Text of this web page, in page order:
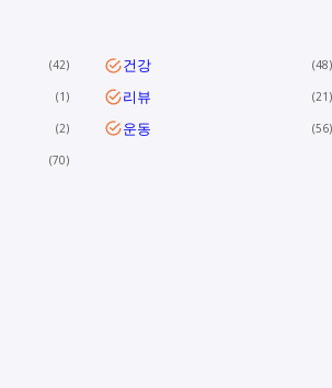
42 건강 48
1 리뷰 21
2 운동 56
70